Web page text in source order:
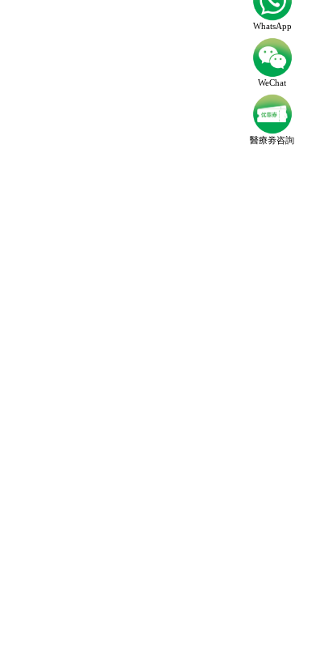
WhatsApp
WeChat
醫療劵咨詢